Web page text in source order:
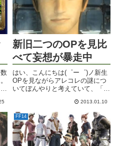
新旧二つのOPを見比
べて妄想が暴走中
はい、こんにちは(゜ー゜)ノ新生
OPを見ながらアレコレの謎につ
いてぼんやりと考えていて、「そ
て以前のOPに出て来た人達だよ
ね～？」などと昔の旧
FF14OP（三国共通のムービー）
を引っ張り出して見てみました。
冒頭...
2013.01.10
FF14